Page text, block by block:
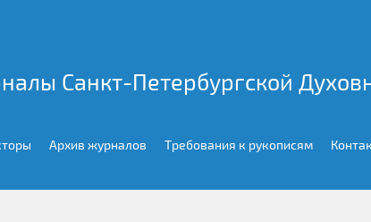
Санкт-Петербургской
Архив журналов Требования к рукописям